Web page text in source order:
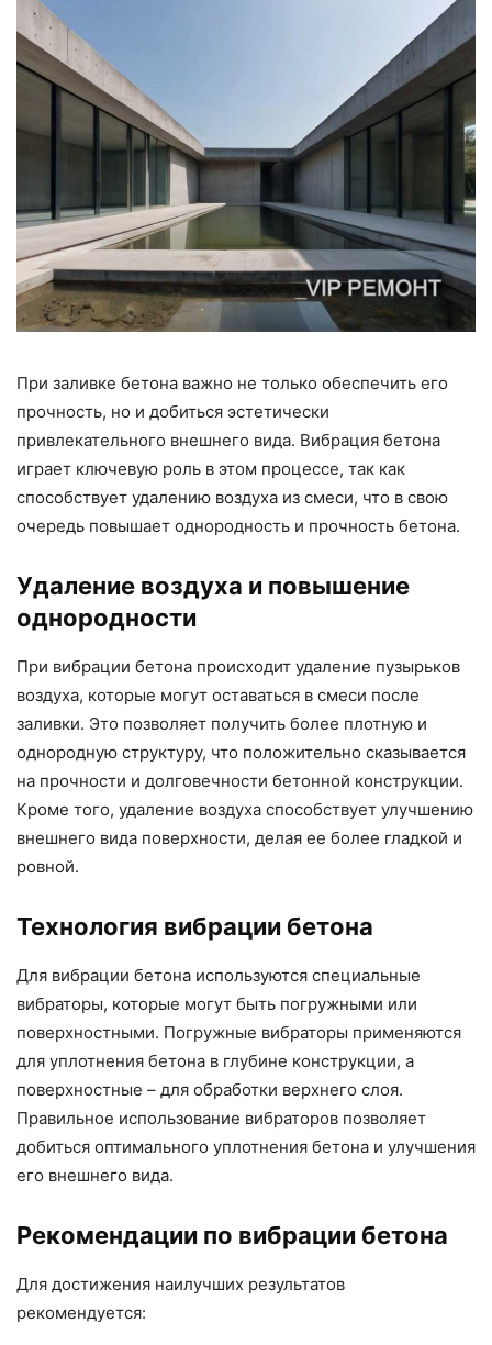
При заливке бетона важно не только обеспечить его
прочность, но и добиться эстетически
привлекательного внешнего вида. Вибрация бетона
играет ключевую роль в этом процессе, так как
способствует удалению воздуха из смеси, что в свою
очередь повышает однородность и прочность бетона.
Удаление воздуха и повышение
однородности
При вибрации бетона происходит удаление пузырьков
воздуха, которые могут оставаться в смеси после
заливки. Это позволяет получить более плотную и
однородную структуру, что положительно сказывается
на прочности и долговечности бетонной конструкции.
Кроме того, удаление воздуха способствует улучшению
внешнего вида поверхности, делая ее более гладкой и
ровной.
Технология вибрации бетона
Для вибрации бетона используются специальные
вибраторы, которые могут быть погружными или
поверхностными. Погружные вибраторы применяются
для уплотнения бетона в глубине конструкции, а
поверхностные – для обработки верхнего слоя.
Правильное использование вибраторов позволяет
добиться оптимального уплотнения бетона и улучшения
его внешнего вида.
Рекомендации по вибрации бетона
Для достижения наилучших результатов
рекомендуется: